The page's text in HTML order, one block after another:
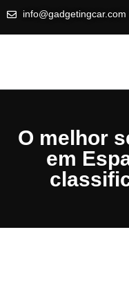
info@gadgetingcar.com
O melhor
em